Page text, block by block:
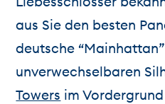
aus Sie den besten
deutsche
unverwechselbaren
Towers im